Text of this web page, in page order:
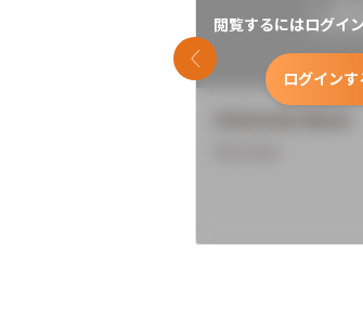
閲覧するにはログイ
ログインす
前のスライド